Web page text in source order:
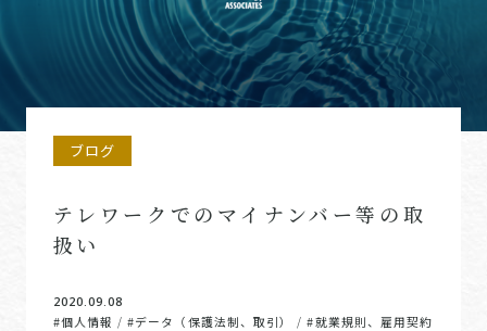
ブログ
テレワークでのマイナンバー等の取
扱い
2020.09.08
#個人情報 /#データ（保護法制、取引） /#就業規則、雇用契約